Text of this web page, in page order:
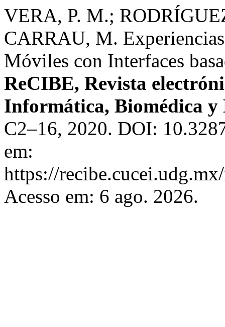
VERA, P. M.;
CARRAU, M.
Móviles con Interfaces
ReCIBE, Revista
Informática, Biomédica y
C2–16, 2020. DOI:
em:
https://
Acesso em: 6 ago. 2026.